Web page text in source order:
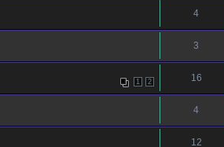
4
3
1 2 16
4
12